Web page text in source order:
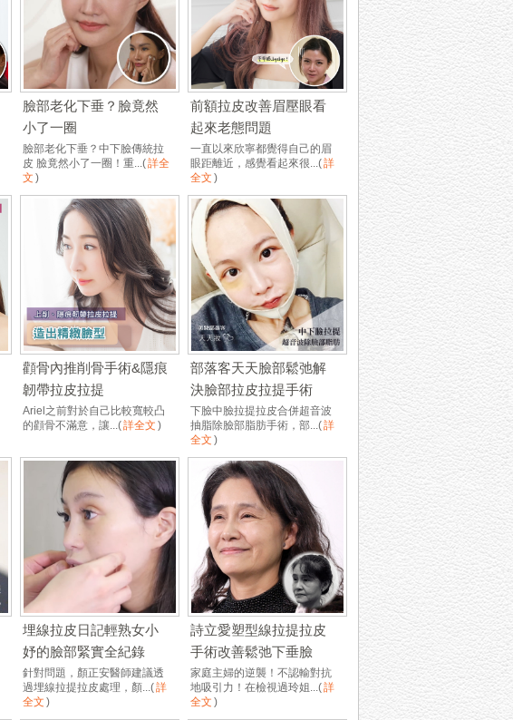
臉部老化下垂？臉竟然
小了一圈
臉部老化下垂？中下臉傳統拉
皮 臉竟然小了一圈！重...(詳全
文 )
前額拉皮改善眉壓眼看
起來老態問題
一直以來欣寧都覺得自己的眉
眼距離近，感覺看起來很...(詳
全文 )
顴骨內推削骨手術&隱痕
韌帶拉皮拉提
Ariel之前對於自己比較寬較凸
的顴骨不滿意，讓...(詳全文 )
部落客天天臉部鬆弛解
決臉部拉皮拉提手術
下臉中臉拉提拉皮合併超音波
抽脂除臉部脂肪手術，部...(詳
全文 )
埋線拉皮日記輕熟女小
妤的臉部緊實全紀錄
針對問題，顏正安醫師建議透
過埋線拉提拉皮處理，顏...(詳
全文 )
詩立愛塑型線拉提拉皮
手術改善鬆弛下垂臉
家庭主婦的逆襲！不認輸對抗
地吸引力！在檢視過玲姐...(詳
全文 )